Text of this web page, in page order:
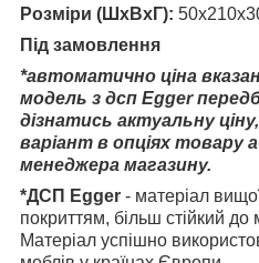
Розміри (ШхВхГ):
Під замовлення
*автоматично ціна
модель з дсп Egger
дізнатись актуальну
варіант в опціях товару
менеджера магазину.
*ДСП Egger - матеріал
покриттям, більш стійкий
Матеріал успішно